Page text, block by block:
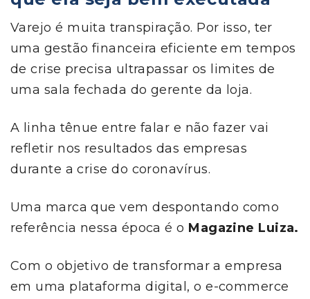
Varejo é muita transpiração. Por isso, ter
uma gestão financeira eficiente em tempos
de crise precisa ultrapassar os limites de
uma sala fechada do gerente da loja.
A linha tênue entre falar e não fazer vai
refletir nos resultados das empresas
durante a crise do coronavírus.
Uma marca que vem despontando como
referência nessa época é o Magazine Luiza.
Com o objetivo de transformar a empresa
em uma plataforma digital, o e-commerce